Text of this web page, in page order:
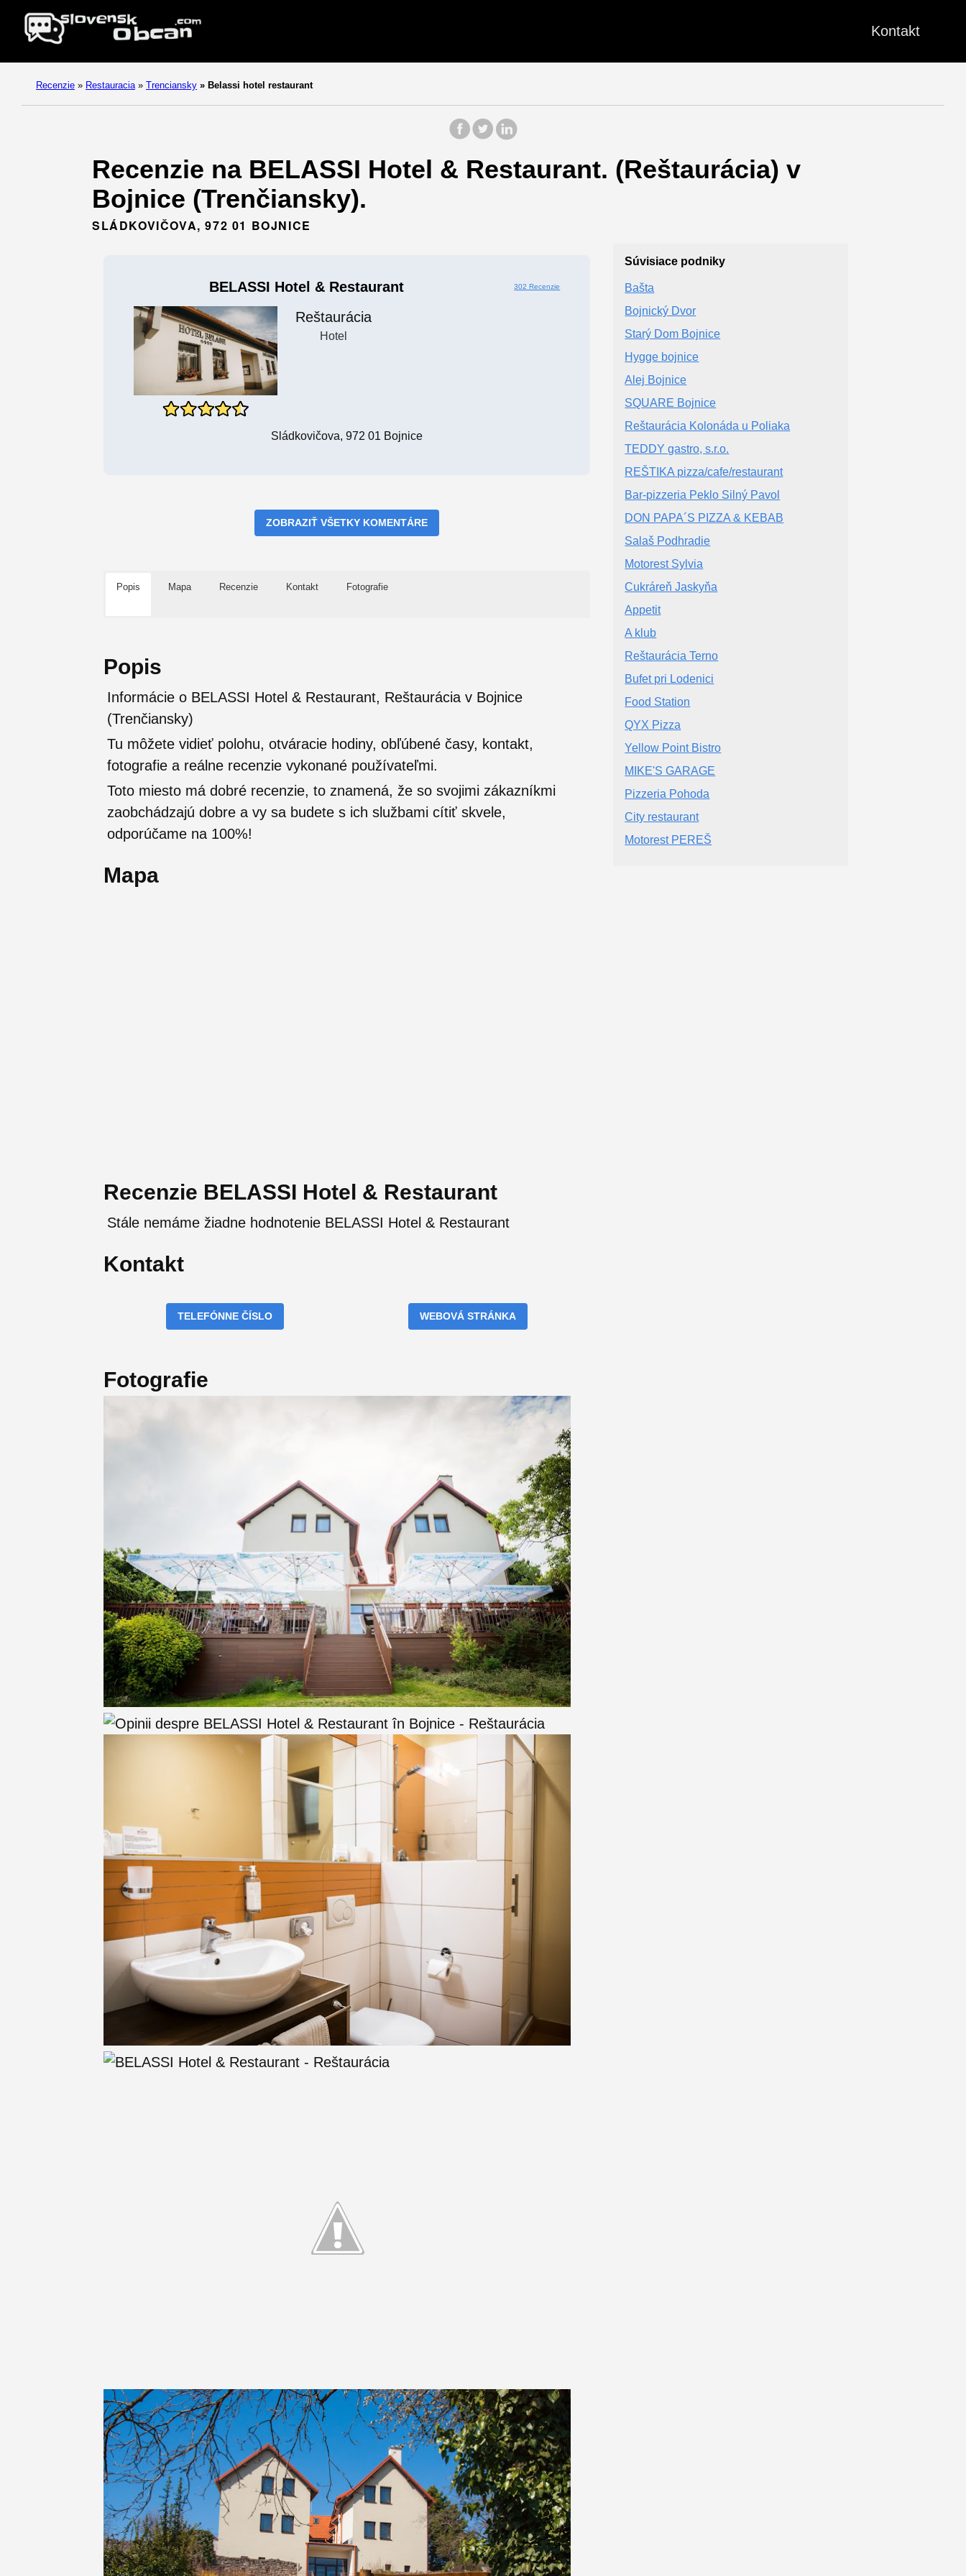
Kontakt
Recenzie » Restauracia » Trenciansky » Belassi hotel restaurant
Recenzie na BELASSI Hotel & Restaurant. (Reštaurácia) v
Bojnice (Trenčiansky).
SLÁDKOVIČOVA, 972 01 BOJNICE
BELASSI Hotel & Restaurant 302 Recenzie
Reštaurácia
Hotel
Sládkovičova, 972 01 Bojnice
ZOBRAZIŤ VŠETKY KOMENTÁRE
Popis Mapa Recenzie Kontakt Fotografie
Popis
Informácie o BELASSI Hotel & Restaurant, Reštaurácia v Bojnice
(Trenčiansky)
Tu môžete vidieť polohu, otváracie hodiny, obľúbené časy, kontakt,
fotografie a reálne recenzie vykonané používateľmi.
Toto miesto má dobré recenzie, to znamená, že so svojimi zákazníkmi
zaobchádzajú dobre a vy sa budete s ich službami cítiť skvele,
odporúčame na 100%!
Mapa
Recenzie BELASSI Hotel & Restaurant
Stále nemáme žiadne hodnotenie BELASSI Hotel & Restaurant
Kontakt
TELEFÓNNE ČÍSLO WEBOVÁ STRÁNKA
Fotografie
Súvisiace podniky
Bašta
Bojnický Dvor
Starý Dom Bojnice
Hygge bojnice
Alej Bojnice
SQUARE Bojnice
Reštaurácia Kolonáda u Poliaka
TEDDY gastro, s.r.o.
REŠTIKA pizza/cafe/restaurant
Bar-pizzeria Peklo Silný Pavol
DON PAPA´S PIZZA & KEBAB
Salaš Podhradie
Motorest Sylvia
Cukráreň Jaskyňa
Appetit
A klub
Reštaurácia Terno
Bufet pri Lodenici
Food Station
QYX Pizza
Yellow Point Bistro
MIKE'S GARAGE
Pizzeria Pohoda
City restaurant
Motorest PEREŠ